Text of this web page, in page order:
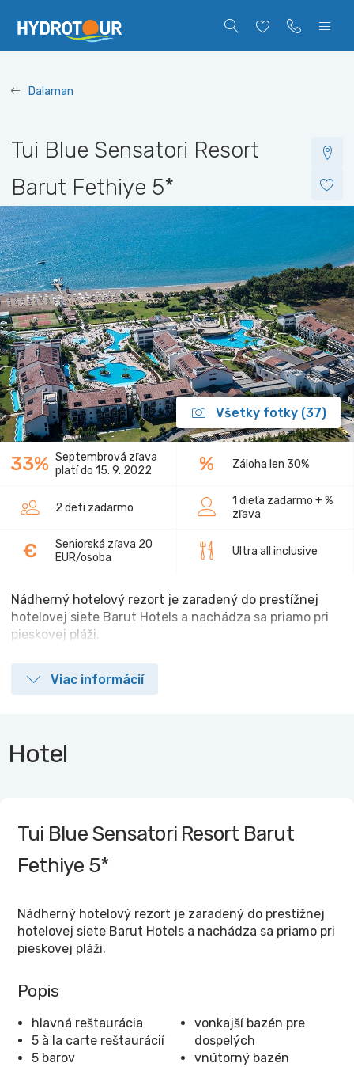
Dalaman
Tui Blue Sensatori Resort
Barut Fethiye 5*
Všetky fotky (37)
33% Septembrová zľava
platí do 15. 9. 2022
% Záloha len 30%
2 deti zadarmo
1 dieťa zadarmo + %
zľava
€
Seniorská zľava 20
EUR/osoba
Ultra all inclusive
Nádherný hotelový rezort je zaradený do prestížnej
hotelovej siete Barut Hotels a nachádza sa priamo pri
pieskovej pláži.
Viac informácií
Hotel
Tui Blue Sensatori Resort Barut
Fethiye 5*
Nádherný hotelový rezort je zaradený do prestížnej
hotelovej siete Barut Hotels a nachádza sa priamo pri
pieskovej pláži.
Popis
hlavná reštaurácia
5 à la carte reštaurácií
5 barov
vonkajší bazén pre
dospelých
vnútorný bazén